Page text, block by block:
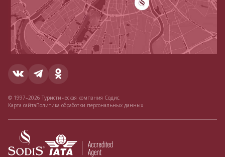
© 1997–2026 Туристическая компания Содис.
Карта сайтаПолитика обработки персональных данных